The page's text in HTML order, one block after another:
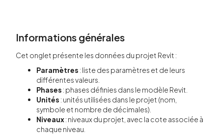
Informations générales
Cet onglet présente les données du projet Revit :
Paramètres : liste des paramètres et de leurs
différentes valeurs.
Phases : phases définies dans le modèle Revit.
Unités : unités utilisées dans le projet (nom,
symbole et nombre de décimales).
Niveaux: niveaux du projet, avec la cote associée à
chaque niveau.